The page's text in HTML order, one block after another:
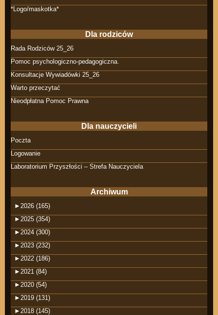
*Logo/maskotka*
Dla rodziców
Rada Rodziców 25_26
Pomoc psychologiczno-pedagogiczna.
Konsultacje Wywiadówki 25_26
Warto przeczytać
Nieodpłatna Pomoc Prawna
Dla nauczycieli
Poczta
Logowanie
Laboratorium Przyszłości – Strefa Nauczyciela
Archiwum
► 2026 (165)
► 2025 (354)
► 2024 (300)
► 2023 (232)
► 2022 (186)
► 2021 (84)
► 2020 (54)
► 2019 (131)
► 2018 (145)